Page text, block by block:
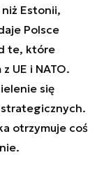
Estonii,
Polsce
te, które
UE i NATO.
się
otrzymuje coś